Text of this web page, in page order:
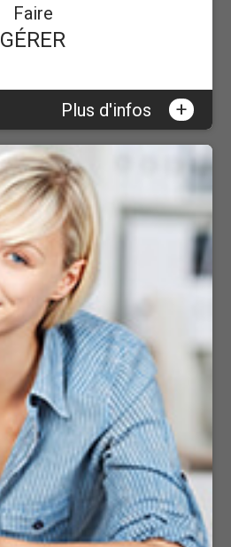
Faire
GÉRER
Plus d'infos +